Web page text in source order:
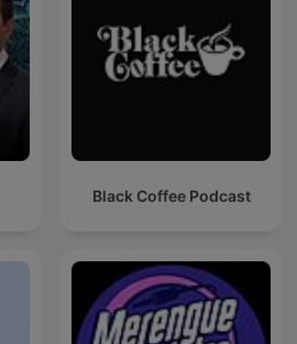
Black Coffee Podcast